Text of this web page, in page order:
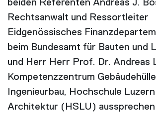
beiden Referenten Andreas J.
Rechtsanwalt und Ressortleiter
Eidgenössisches
beim Bundesamt für Bauten und
und Herr Herr Prof. Dr. Andreas
Kompetenzzentrum
Ingenieurbau, Hochschule
Architektur (HSLU)